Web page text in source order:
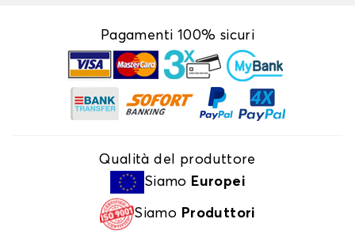
Pagamenti 100% sicuri
Qualità del produttore
Siamo Europei
Siamo Produttori